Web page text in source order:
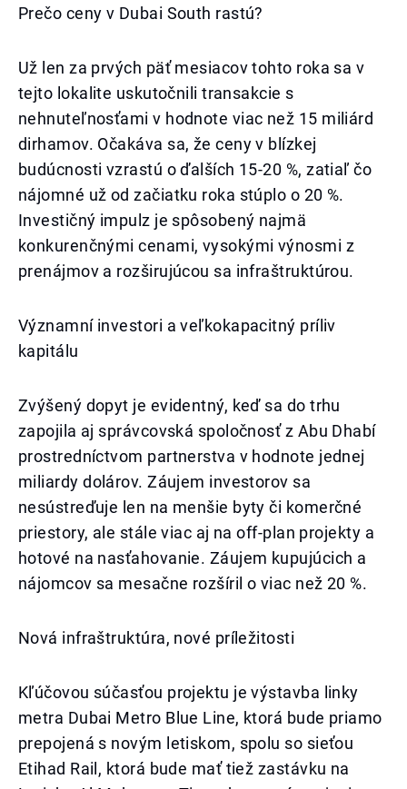
Prečo ceny v Dubai South rastú?
Už len za prvých päť mesiacov tohto roka sa v
tejto lokalite uskutočnili transakcie s
nehnuteľnosťami v hodnote viac než 15 miliárd
dirhamov. Očakáva sa, že ceny v blízkej
budúcnosti vzrastú o ďalších 15-20 %, zatiaľ čo
nájomné už od začiatku roka stúplo o 20 %.
Investičný impulz je spôsobený najmä
konkurenčnými cenami, vysokými výnosmi z
prenájmov a rozširujúcou sa infraštruktúrou.
Významní investori a veľkokapacitný príliv
kapitálu
Zvýšený dopyt je evidentný, keď sa do trhu
zapojila aj správcovská spoločnosť z Abu Dhabí
prostredníctvom partnerstva v hodnote jednej
miliardy dolárov. Záujem investorov sa
nesústreďuje len na menšie byty či komerčné
priestory, ale stále viac aj na off-plan projekty a
hotové na nasťahovanie. Záujem kupujúcich a
nájomcov sa mesačne rozšíril o viac než 20 %.
Nová infraštruktúra, nové príležitosti
Kľúčovou súčasťou projektu je výstavba linky
metra Dubai Metro Blue Line, ktorá bude priamo
prepojená s novým letiskom, spolu so sieťou
Etihad Rail, ktorá bude mať tiež zastávku na